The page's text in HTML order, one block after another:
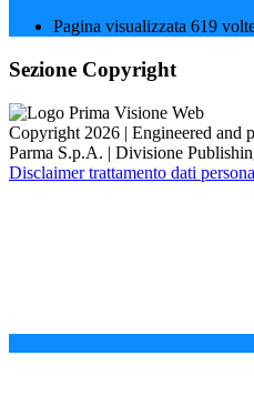
Pagina visualizzata 619
Sezione Copyright
Copyright 2026 | Engineered and
Parma S.p.A. | Divisione
Disclaimer trattamento dati